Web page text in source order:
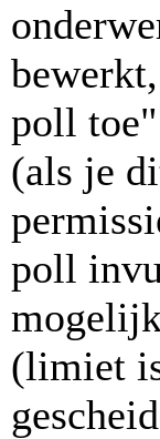
poll
(als je
poll
(limiet